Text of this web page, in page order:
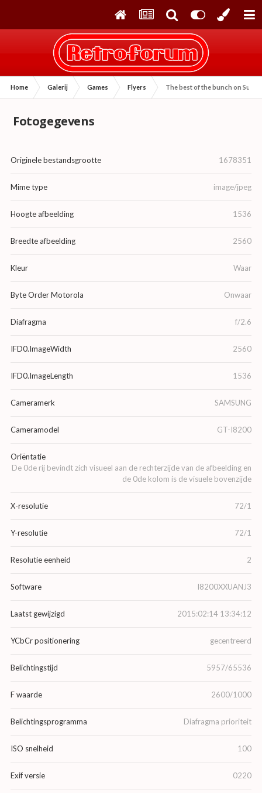
Home Galerij Games Flyers The best of the bunch on Super
Fotogegevens
Originele bestandsgrootte 1678351
Mime type image/jpeg
Hoogte afbeelding 1536
Breedte afbeelding 2560
Kleur Waar
Byte Order Motorola Onwaar
Diafragma f/2.6
IFD0.ImageWidth 2560
IFD0.ImageLength 1536
Cameramerk SAMSUNG
Cameramodel GT-I8200
Oriëntatie
De 0de rij bevindt zich visueel aan de rechterzijde van de afbeelding en
de 0de kolom is de visuele bovenzijde
X-resolutie 72/1
Y-resolutie 72/1
Resolutie eenheid 2
Software I8200XXUANJ3
Laatst gewijzigd 2015:02:14 13:34:12
YCbCr positionering gecentreerd
Belichtingstijd 5957/65536
F waarde 2600/1000
Belichtingsprogramma Diafragma prioriteit
ISO snelheid 100
Exif versie 0220